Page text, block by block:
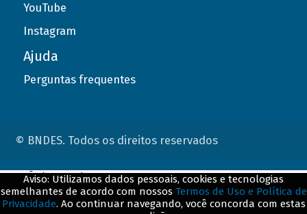
YouTube
Instagram
Ajuda
Perguntas frequentes
© BNDES. Todos os direitos reservados
Aviso: Utilizamos dados pessoais, cookies e tecnologias
semelhantes de acordo com nossos Termos de Uso e Política de
Privacidade. Ao continuar navegando, você concorda com estas
ConteÃºdo complementar
${title}${badge}